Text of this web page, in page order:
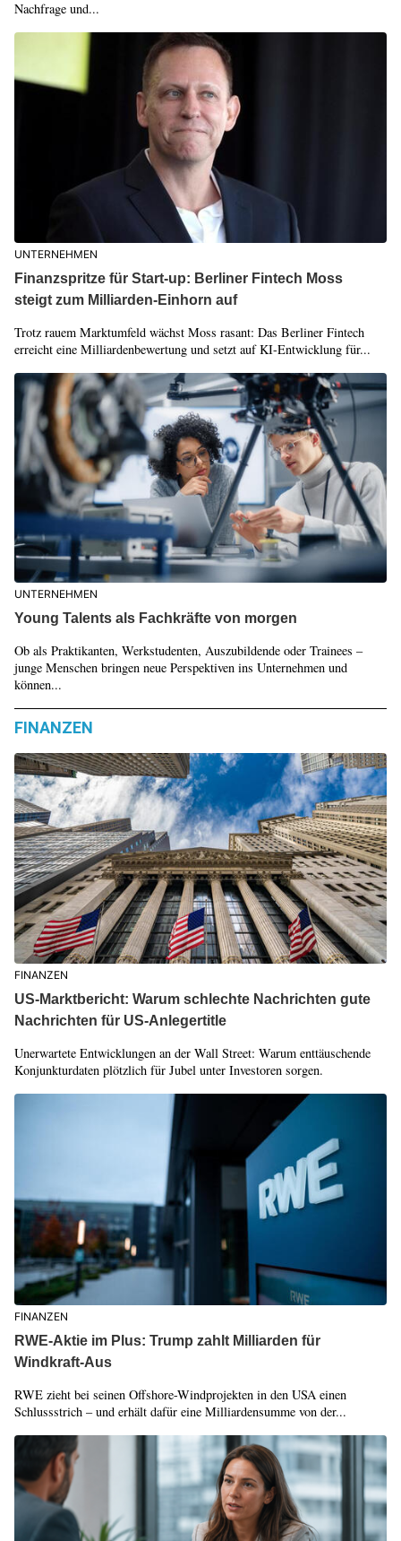
Nachfrage und...
UNTERNEHMEN
Finanzspritze für Start-up: Berliner Fintech Moss
steigt zum Milliarden-Einhorn auf
Trotz rauem Marktumfeld wächst Moss rasant: Das Berliner Fintech
erreicht eine Milliardenbewertung und setzt auf KI-Entwicklung für...
UNTERNEHMEN
Young Talents als Fachkräfte von morgen
Ob als Praktikanten, Werkstudenten, Auszubildende oder Trainees –
junge Menschen bringen neue Perspektiven ins Unternehmen und
können...
FINANZEN
FINANZEN
US-Marktbericht: Warum schlechte Nachrichten gute
Nachrichten für US-Anlegertitle
Unerwartete Entwicklungen an der Wall Street: Warum enttäuschende
Konjunkturdaten plötzlich für Jubel unter Investoren sorgen.
FINANZEN
RWE-Aktie im Plus: Trump zahlt Milliarden für
Windkraft-Aus
RWE zieht bei seinen Offshore-Windprojekten in den USA einen
Schlussstrich – und erhält dafür eine Milliardensumme von der...